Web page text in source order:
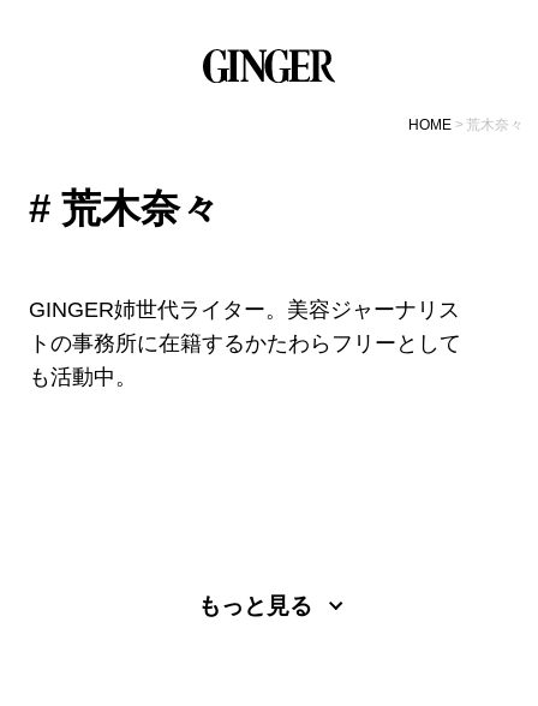
HOME 荒木奈々
# 荒木奈々
GINGER姉世代ライター。美容ジャーナリス
トの事務所に在籍するかたわらフリーとして
も活動中。
もっと見る